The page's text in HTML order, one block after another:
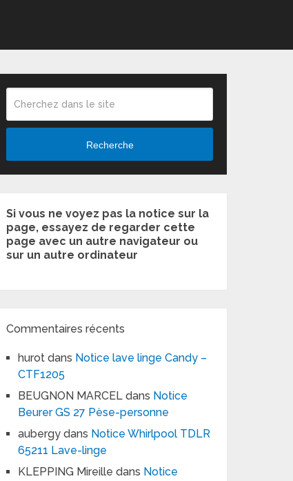
Recherche
Si vous ne voyez pas la notice sur la
page, essayez de regarder cette
page avec un autre navigateur ou
sur un autre ordinateur
Commentaires récents
hurot dans Notice lave linge Candy –
CTF1205
BEUGNON MARCEL dans Notice
Beurer GS 27 Pèse-personne
aubergy dans Notice Whirlpool TDLR
65211 Lave-linge
KLEPPING Mireille dans Notice